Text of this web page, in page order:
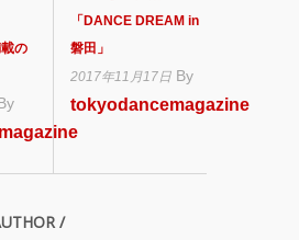
の
「DANCE DREAM in
磐田」
2017年11月17日 By
tokyodancemagazine
/